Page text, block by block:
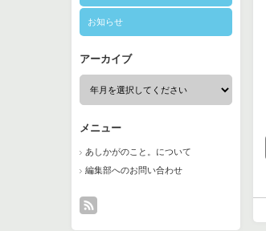
お知らせ
アーカイブ
メニュー
あしかがのこと。について
編集部へのお問い合わせ